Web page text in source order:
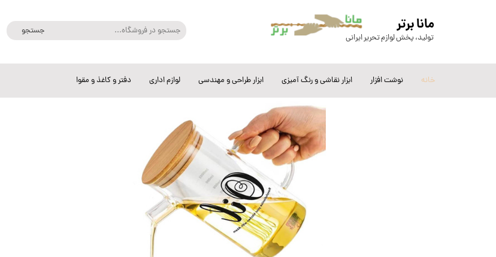
جستجو
خانه نوشت افزار ابزار نقاشی و رنگ آمیزی ابزار طراحی و مهندسی لوازم اداری دفتر و کاغذ و مقوا
​مانا برتر
تولید، پخش لوازم تحریر ایرانی